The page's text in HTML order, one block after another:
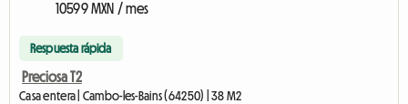
10599 MXN / mes
Respuesta rápida
Preciosa T2
Casa entera | Cambo-les-Bains (64250) | 38 M2